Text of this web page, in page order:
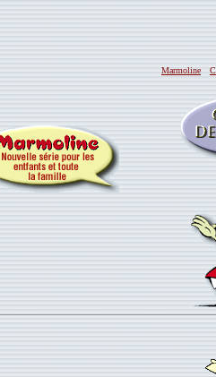
Marmoline